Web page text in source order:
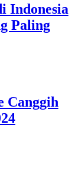
Indonesia
Paling
Canggih